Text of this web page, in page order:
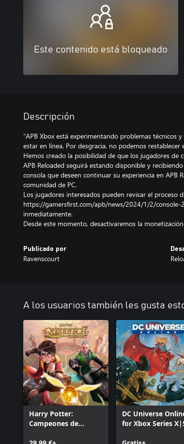
Este contenido está bloqueado
Descripción
"APB Xbox está experimentando problemas técnicos
estar en línea. Por desgracia, no podemos restablecer
Hemos creado la posibilidad de que los jugadores de
APB Reloaded seguirá estando disponible y
consola que deseen continuar su experiencia en APB
comunidad de PC.
Los jugadores interesados pueden revisar el proceso
https://gamersfirst.com/apb/news/2024/1/2/console-
inmediatamente.
Publicado por
Ravenscourt
A los usuarios también les gusta
Harry Potter:
Campeones de
DC Universe
for Xbox Series